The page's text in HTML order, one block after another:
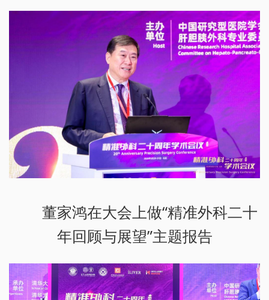
董家鸿在大会上做“精准外科二十
年回顾与展望”主题报告